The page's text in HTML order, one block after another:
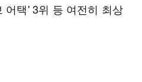
어택' 3위 등 여전히 최상